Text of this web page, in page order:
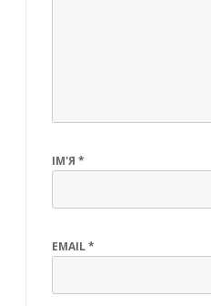
ІМ'Я *
EMAIL*